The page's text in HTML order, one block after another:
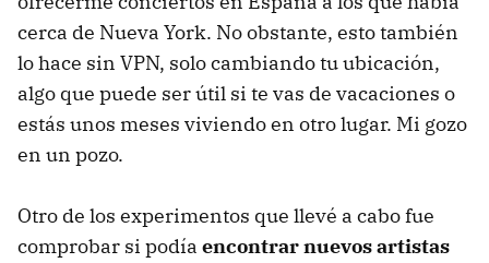
cerca de Nueva York. No obstante, esto también
lo hace sin VPN, solo cambiando tu ubicación,
algo que puede ser útil si te vas de vacaciones o
estás unos meses viviendo en otro lugar. Mi gozo
en un pozo.
Otro de los experimentos que llevé a cabo fue
comprobar si podía encontrar nuevos artistas